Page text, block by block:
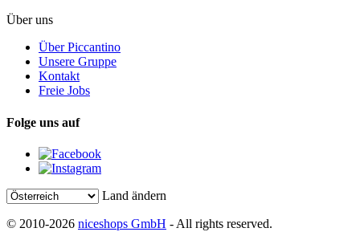
Über uns
Über Piccantino
Unsere Gruppe
Kontakt
Freie Jobs
Folge uns auf
Land ändern
© 2010-2026 niceshops GmbH - All rights reserved.